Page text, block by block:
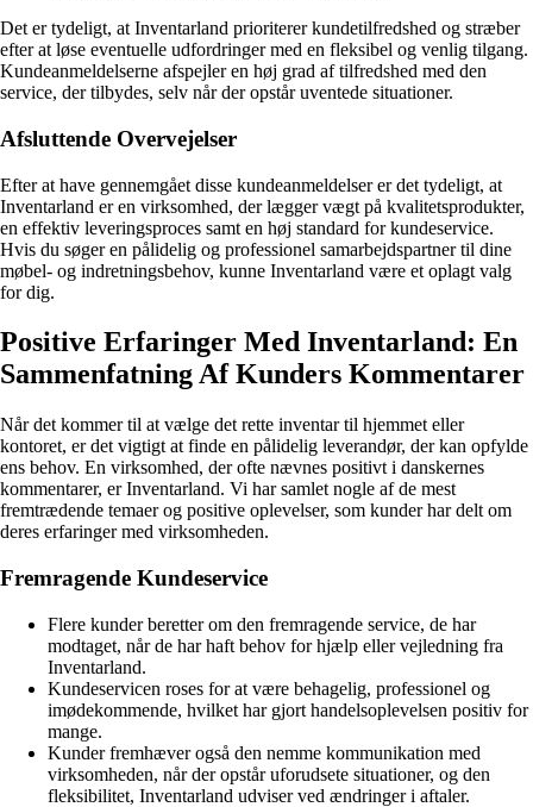
Det er tydeligt, at Inventarland prioriterer kundetilfredshed og stræber
efter at løse eventuelle udfordringer med en fleksibel og venlig tilgang.
Kundeanmeldelserne afspejler en høj grad af tilfredshed med den
service, der tilbydes, selv når der opstår uventede situationer.
Afsluttende Overvejelser
Efter at have gennemgået disse kundeanmeldelser er det tydeligt, at
Inventarland er en virksomhed, der lægger vægt på kvalitetsprodukter,
en effektiv leveringsproces samt en høj standard for kundeservice.
Hvis du søger en pålidelig og professionel samarbejdspartner til dine
møbel- og indretningsbehov, kunne Inventarland være et oplagt valg
for dig.
Positive Erfaringer Med Inventarland: En
Sammenfatning Af Kunders Kommentarer
Når det kommer til at vælge det rette inventar til hjemmet eller
kontoret, er det vigtigt at finde en pålidelig leverandør, der kan opfylde
ens behov. En virksomhed, der ofte nævnes positivt i danskernes
kommentarer, er Inventarland. Vi har samlet nogle af de mest
fremtrædende temaer og positive oplevelser, som kunder har delt om
deres erfaringer med virksomheden.
Fremragende Kundeservice
Flere kunder beretter om den fremragende service, de har
modtaget, når de har haft behov for hjælp eller vejledning fra
Inventarland.
Kundeservicen roses for at være behagelig, professionel og
imødekommende, hvilket har gjort handelsoplevelsen positiv for
mange.
Kunder fremhæver også den nemme kommunikation med
virksomheden, når der opstår uforudsete situationer, og den
fleksibilitet, Inventarland udviser ved ændringer i aftaler.